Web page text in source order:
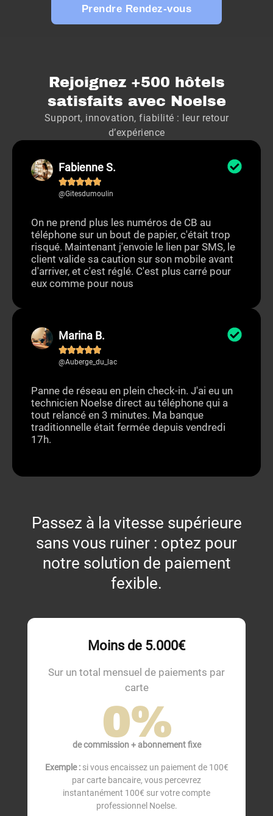
Prendre Rendez-vous
Rejoignez +500 hôtels
satisfaits avec Noelse
Support, innovation, fiabilité : leur retour
d’expérience
Fabienne S.

@Gitesdumoulin
On ne prend plus les numéros de CB au
téléphone sur un bout de papier, c'était trop
risqué. Maintenant j'envoie le lien par SMS, le
client valide sa caution sur son mobile avant
d'arriver, et c'est réglé. C'est plus carré pour
eux comme pour nous
Marina B.

@Auberge_du_lac
Panne de réseau en plein check-in. J'ai eu un
technicien Noelse direct au téléphone qui a
tout relancé en 3 minutes. Ma banque
traditionnelle était fermée depuis vendredi
17h.
Passez à la vitesse supérieure
sans vous ruiner : optez pour
notre solution de paiement
fexible.
Moins de 5.000€
Sur un total mensuel de paiements par
carte
de commission + abonnement fixe
0%
Exemple :si vous encaissez un paiement de 100€
par carte bancaire, vous percevrez
instantanément 100€ sur votre compte
professionnel Noelse.